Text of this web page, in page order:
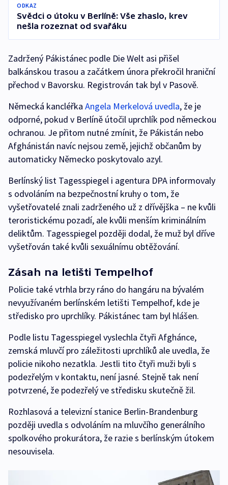
ODKAZ
Svědci o útoku v Berlíně: Vše zhaslo, krev
nešla rozeznat od svařáku
Zadržený Pákistánec podle Die Welt asi přišel
balkánskou trasou a začátkem února překročil hraniční
přechod v Bavorsku. Registrován tak byl v Pasově.
Německá kancléřka Angela Merkelová uvedla, že je
odporné, pokud v Berlíně útočil uprchlík pod německou
ochranou. Je přitom nutné zmínit, že Pákistán nebo
Afghánistán navíc nejsou země, jejichž občanům by
automaticky Německo poskytovalo azyl.
Berlínský list Tagesspiegel i agentura DPA informovaly
s odvoláním na bezpečnostní kruhy o tom, že
vyšetřovatelé znali zadrženého už z dřívějška – ne kvůli
teroristickému pozadí, ale kvůli menším kriminálním
deliktům. Tagesspiegel později dodal, že muž byl dříve
vyšetřován také kvůli sexuálnímu obtěžování.
Zásah na letišti Tempelhof
Policie také vtrhla brzy ráno do hangáru na bývalém
nevyužívaném berlínském letišti Tempelhof, kde je
středisko pro uprchlíky. Pákistánec tam byl hlášen.
Podle listu Tagesspiegel vyslechla čtyři Afghánce,
zemská mluvčí pro záležitosti uprchlíků ale uvedla, že
policie nikoho nezatkla. Jestli tito čtyři muži byli s
podezřelým v kontaktu, není jasné. Stejně tak není
potvrzené, že podezřelý ve středisku skutečně žil.
Rozhlasová a televizní stanice Berlin-Brandenburg
později uvedla s odvoláním na mluvčího generálního
spolkového prokurátora, že razie s berlínským útokem
nesouvisela.